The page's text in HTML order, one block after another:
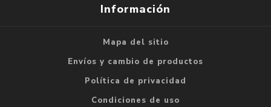
Información
Mapa del sitio
Envíos y cambio de productos
Política de privacidad
Condiciones de uso